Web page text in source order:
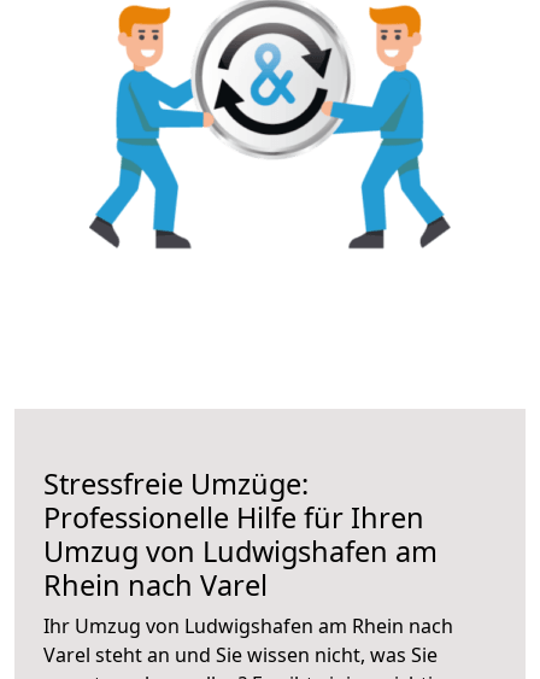
Stressfreie Umzüge:
Professionelle Hilfe für Ihren
Umzug von Ludwigshafen am
Rhein nach Varel
Ihr Umzug von Ludwigshafen am Rhein nach
Varel steht an und Sie wissen nicht, was Sie